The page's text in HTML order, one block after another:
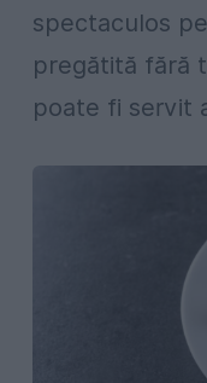
spectaculos
pregătită fără
poate fi servit